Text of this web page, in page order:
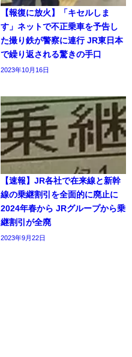
【報復に放火】「キセルしま
す」ネットで不正乗車を予告し
た撮り鉄が警察に連行 JR東日本
で繰り返される驚きの手口
2023年10月16日
【速報】JR各社で在来線と新幹
線の乗継割引を全面的に廃止に
2024年春から JRグループから乗
継割引が全廃
2023年9月22日